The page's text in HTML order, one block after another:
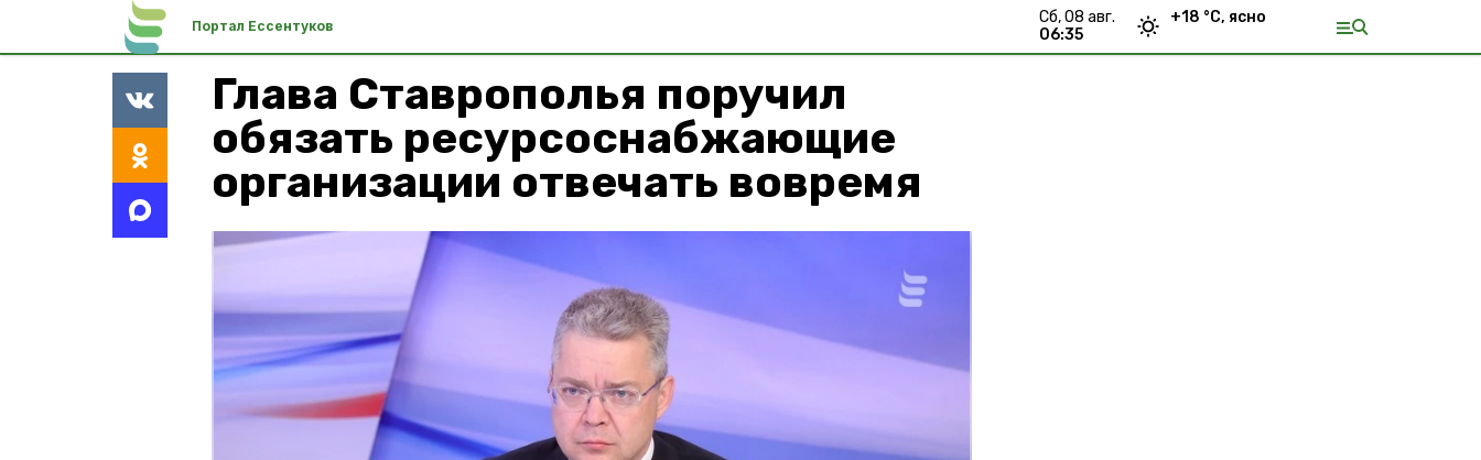
Портал Ессентуков
сб, 08 авг.
06:35
+18 °С, ясно
Глава Ставрополья поручил
обязать ресурсоснабжающие
организации отвечать вовремя